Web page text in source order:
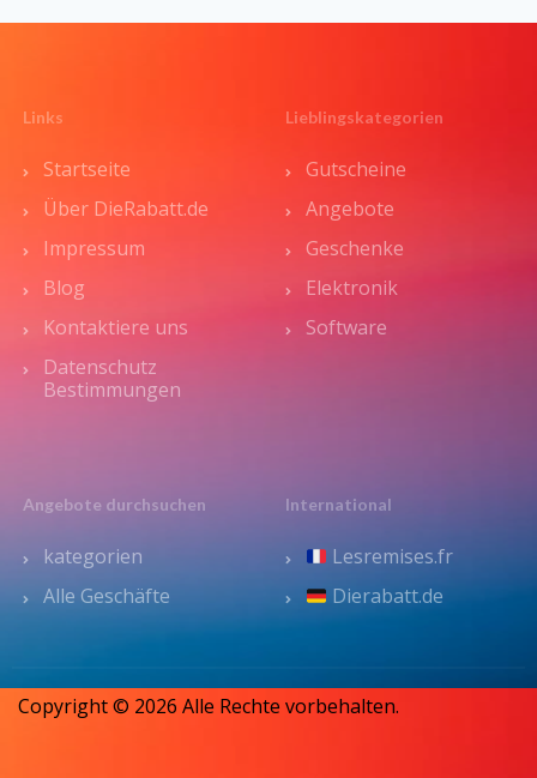
Links
Startseite
Über DieRabatt.de
Impressum
Blog
Kontaktiere uns
Datenschutz
Bestimmungen
Lieblingskategorien
Gutscheine
Angebote
Geschenke
Elektronik
Software
Angebote durchsuchen
kategorien
Alle Geschäfte
International
Lesremises.fr
Dierabatt.de
Copyright © 2026 Alle Rechte vorbehalten.